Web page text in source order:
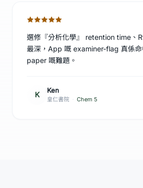
選修『分析化學』 retention time、
最深，App 嘅 examiner-flag 真係
paper 嘅難題。
K Ken
皇仁書院 · Chem 5